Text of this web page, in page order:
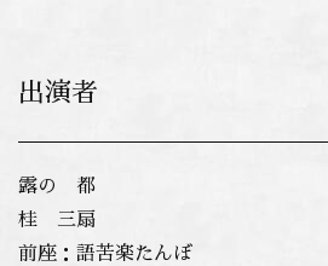
出演者
露の 都
桂 三扇
前座：語苦楽たんぼ